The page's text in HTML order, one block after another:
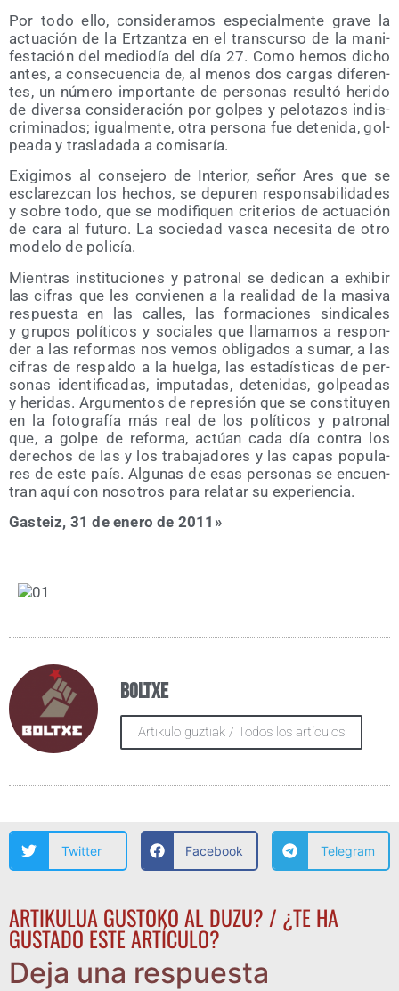
Por todo ello, con­si­de­ra­mos espe­cial­men­te gra­ve la
actua­ción de la Ertzan­tza en el trans­cur­so de la mani­
fes­ta­ción del medio­día del día 27. Como hemos dicho
antes, a con­se­cuen­cia de, al menos dos car­gas dife­ren­
tes, un núme­ro impor­tan­te de per­so­nas resul­tó heri­do
de diver­sa con­si­de­ra­ción por gol­pes y pelo­ta­zos indis­
cri­mi­na­dos; igual­men­te, otra per­so­na fue dete­ni­da, gol­
pea­da y tras­la­da­da a comisaría.
Exi­gi­mos al con­se­je­ro de Inte­rior, señor Ares que se
escla­rez­can los hechos, se depu­ren res­pon­sa­bi­li­da­des
y sobre todo, que se modi­fi­quen cri­te­rios de actua­ción
de cara al futu­ro. La socie­dad vas­ca nece­si­ta de otro
mode­lo de policía.
Mien­tras ins­ti­tu­cio­nes y patro­nal se dedi­can a exhi­bir
las cifras que les con­vie­nen a la reali­dad de la masi­va
res­pues­ta en las calles, las for­ma­cio­nes sin­di­ca­les
y gru­pos polí­ti­cos y socia­les que lla­ma­mos a res­pon­
der a las refor­mas nos vemos obli­ga­dos a sumar, a las
cifras de res­pal­do a la huel­ga, las esta­dís­ti­cas de per­
so­nas iden­ti­fi­ca­das, impu­tadas, dete­ni­das, gol­pea­das
y heri­das. Argu­men­tos de repre­sión que se cons­ti­tu­yen
en la foto­gra­fía más real de los polí­ti­cos y patro­nal
que, a gol­pe de refor­ma, actúan cada día con­tra los
dere­chos de las y los tra­ba­ja­do­res y las capas popu­la­
res de este país. Algu­nas de esas per­so­nas se encuen­
tran aquí con noso­tros para rela­tar su experiencia.
Gas­teiz, 31 de enero de 2011»
Boltxe
Artikulo guztiak / Todos los artículos
Twitter Facebook Telegram
ARTIKULUA GUSTOKO AL DUZU? / ¿TE HA
GUSTADO ESTE ARTÍCULO?
Deja una respuesta